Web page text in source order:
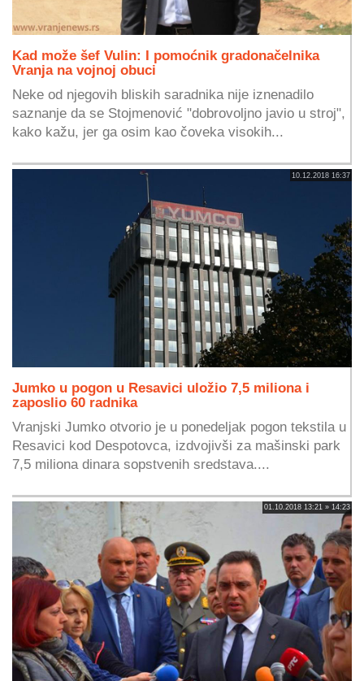
Kad može šef Vulin: I pomoćnik gradonačelnika
Vranja na vojnoj obuci
Neke od njegovih bliskih saradnika nije iznenadilo
saznanje da se Stojmenović "dobrovoljno javio u stroj",
kako kažu, jer ga osim kao čoveka visokih...
10.12.2018 16:37
Jumko u pogon u Resavici uložio 7,5 miliona i
zaposlio 60 radnika
Vranjski Jumko otvorio je u ponedeljak pogon tekstila u
Resavici kod Despotovca, izdvojivši za mašinski park
7,5 miliona dinara sopstvenih sredstava....
01.10.2018 13:21 » 14:23